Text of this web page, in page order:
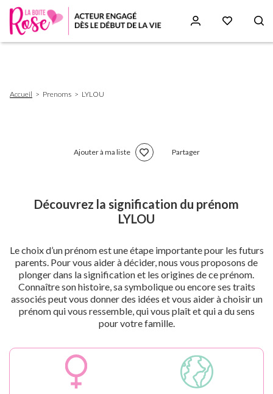
d'Ariane
Accueil Prenoms LYLOU
Ajouter à ma liste Partager
Découvrez la signification du prénom
LYLOU
Le choix d’un prénom est une étape importante pour les futurs
parents. Pour vous aider à décider, nous vous proposons de
plonger dans la signification et les origines de ce prénom.
Connaître son histoire, sa symbolique ou encore ses traits
associés peut vous donner des idées et vous aider à choisir un
prénom qui vous ressemble, qui vous plaît et qui a du sens
pour votre famille.